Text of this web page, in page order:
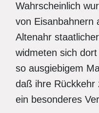
Wahrscheinlich
von Eisanbahnern
Altenahr
widmeten sich
so ausgiebigem
daß ihre Rückkehr
ein besonderes